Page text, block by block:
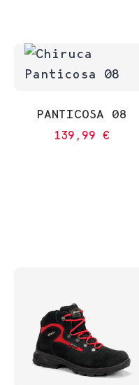
PANTICOSA 08
139,99 €